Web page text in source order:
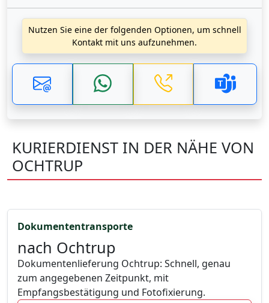
Nutzen Sie eine der folgenden Optionen, um schnell
Kontakt mit uns aufzunehmen.
KURIERDIENST IN DER NÄHE VON
OCHTRUP
Dokumententransporte
nach Ochtrup
Dokumentenlieferung Ochtrup: Schnell, genau
zum angegebenen Zeitpunkt, mit
Empfangsbestätigung und Fotofixierung.